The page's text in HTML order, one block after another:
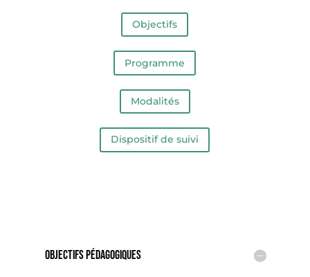
Objectifs
Programme
Modalités
Dispositif de suivi
OBJECTIFS PÉDAGOGIQUES